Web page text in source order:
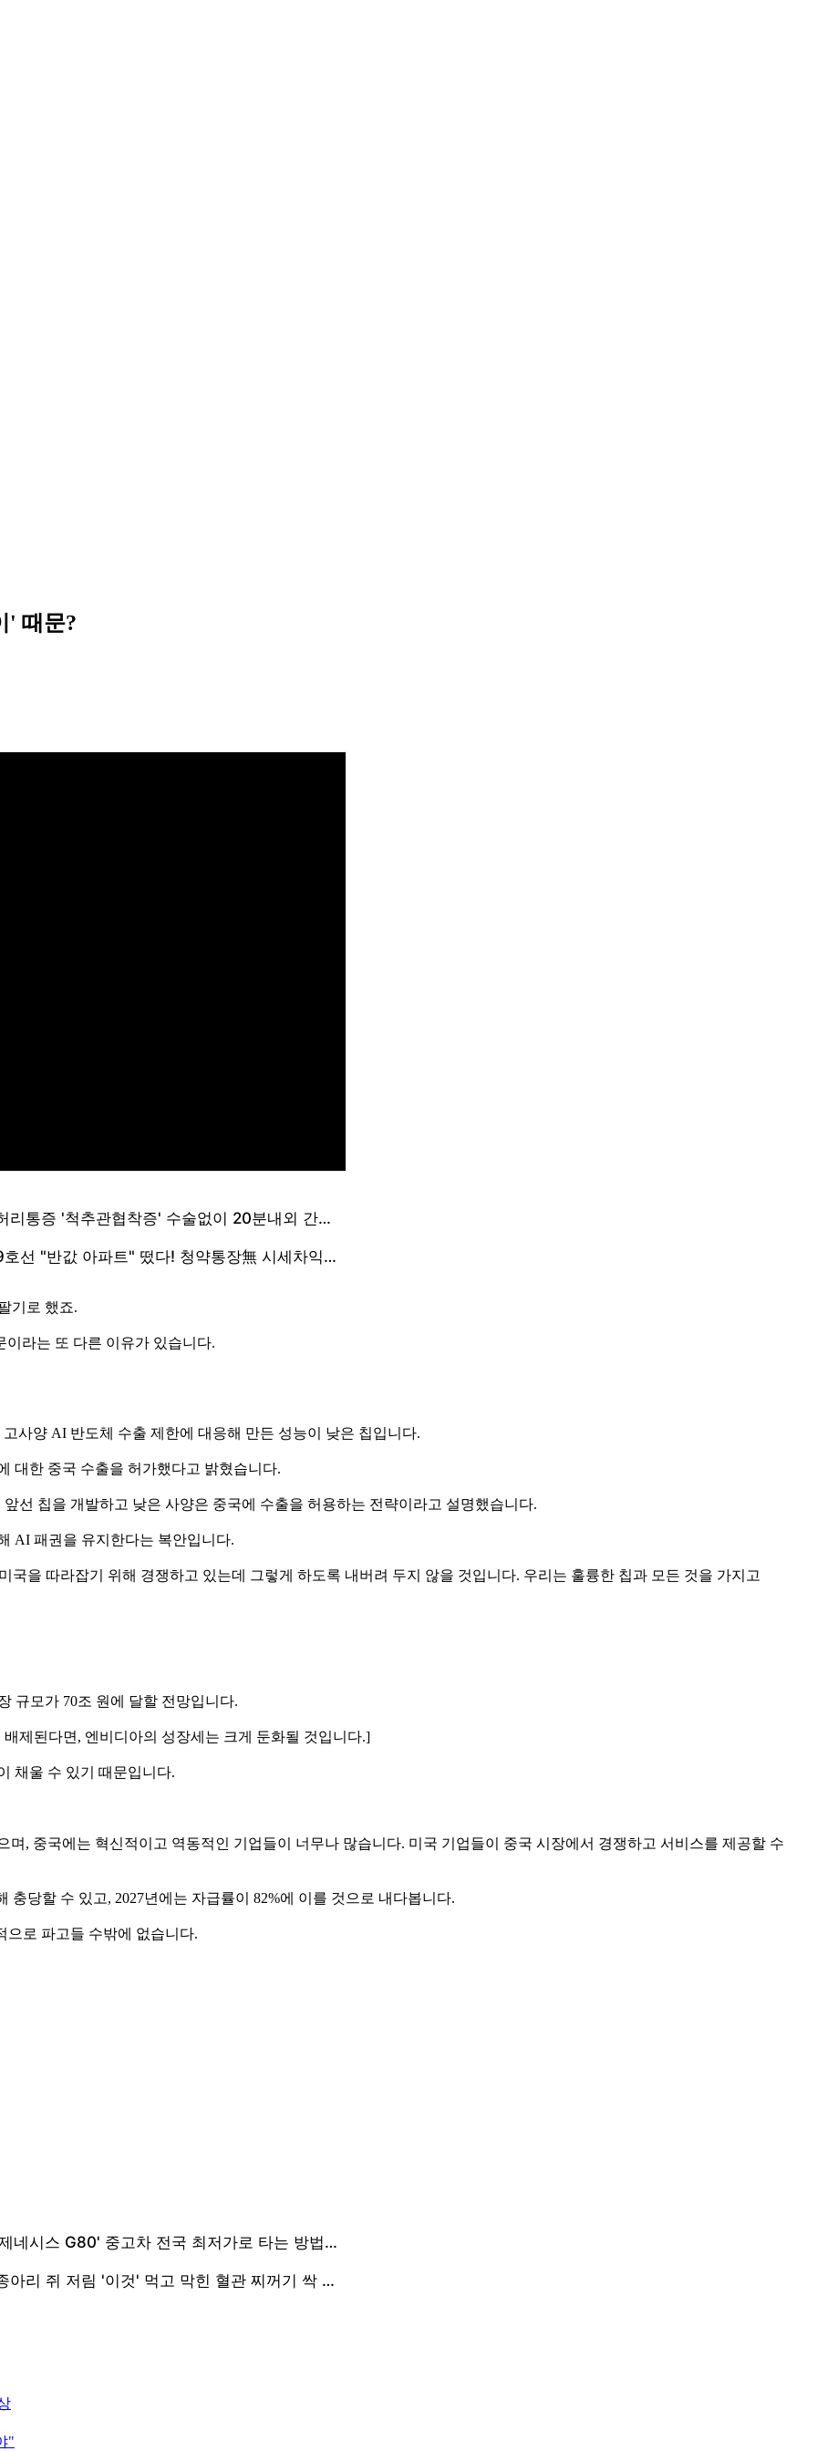
' 때문?
기로 했죠.
라는 또 다른 이유가 있습니다.
사양 AI 반도체 수출 제한에 대응해 만든 성능이 낮은 칩입니다.
대한 중국 수출을 허가했다고 밝혔습니다.
선 칩을 개발하고 낮은 사양은 중국에 수출을 허용하는 전략이라고 설명했습니다.
AI 패권을 유지한다는 복안입니다.
을 따라잡기 위해 경쟁하고 있는데 그렇게 하도록 내버려 두지 않을 것입니다. 우리는 훌륭한 칩과 모든 것을 가지고
규모가 70조 원에 달할 전망입니다.
제된다면, 엔비디아의 성장세는 크게 둔화될 것입니다.]
채울 수 있기 때문입니다.
며, 중국에는 혁신적이고 역동적인 기업들이 너무나 많습니다. 미국 기업들이 중국 시장에서 경쟁하고 서비스를 제공할 수
당할 수 있고, 2027년에는 자급률이 82%에 이를 것으로 내다봅니다.
으로 파고들 수밖에 없습니다.
"